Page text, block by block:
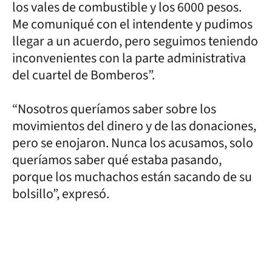
los vales de combustible y los 6000 pesos.
Me comuniqué con el intendente y pudimos
llegar a un acuerdo, pero seguimos teniendo
inconvenientes con la parte administrativa
del cuartel de Bomberos”.
“Nosotros queríamos saber sobre los
movimientos del dinero y de las donaciones,
pero se enojaron. Nunca los acusamos, solo
queríamos saber qué estaba pasando,
porque los muchachos están sacando de su
bolsillo”, expresó.